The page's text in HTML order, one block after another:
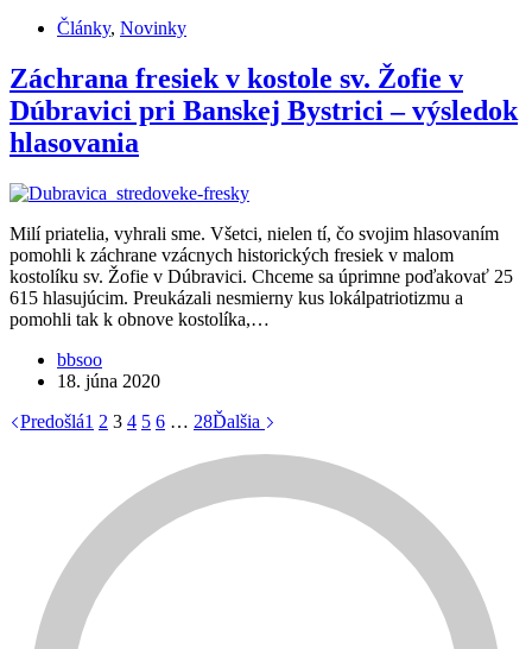
Články, Novinky
Záchrana fresiek v kostole sv. Žofie v
Dúbravici pri Banskej Bystrici – výsledok
hlasovania
Milí priatelia, vyhrali sme. Všetci, nielen tí, čo svojim hlasovaním
pomohli k záchrane vzácnych historických fresiek v malom
kostolíku sv. Žofie v Dúbravici. Chceme sa úprimne poďakovať 25
615 hlasujúcim. Preukázali nesmierny kus lokálpatriotizmu a
pomohli tak k obnove kostolíka,…
bbsoo
18. júna 2020
Predošlá1 2 3 4 5 6 … 28Ďalšia